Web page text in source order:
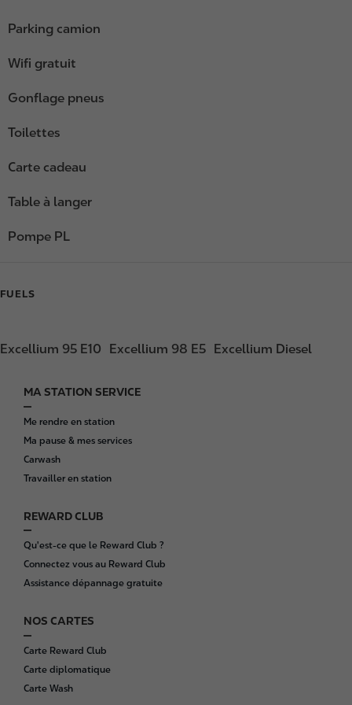
Parking camion
Wifi gratuit
Gonflage pneus
Toilettes
Carte cadeau
Table à langer
Pompe PL
FUELS
Excellium 95 E10 Excellium 98 E5 Excellium Diesel
F
o
o
t
e
MA STATION SERVICE
Me rendre en station
Ma pause & mes services
Carwash
Travailler en station
REWARD CLUB
Qu'est-ce que le Reward Club ?
Connectez vous au Reward Club
Assistance dépannage gratuite
NOS CARTES
Carte Reward Club
Carte diplomatique
Carte Wash